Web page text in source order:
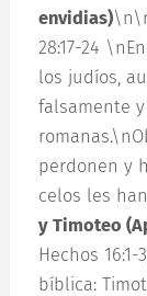
envidias)
28:17-24
los judíos,
falsamente
perdonen y
celos les
y Timoteo
Hechos
bíblica: